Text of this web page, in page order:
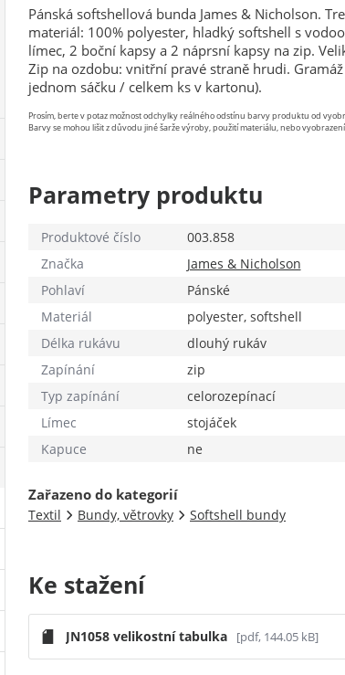
Pánská softshellová bunda James & Nicholson.
materiál: 100% polyester, hladký softshell s
límec, 2 boční kapsy a 2 náprsní kapsy na zip.
Zip na ozdobu: vnitřní pravé straně hrudi.
jednom sáčku / celkem ks v kartonu).
Prosím, berte v potaz možnost odchylky reálného odstínu barvy produktu od
Barvy se mohou lišit z důvodu jiné šarže výroby, použití materiálu, nebo
Parametry produktu
Produktové číslo
003.858
Značka
James & Nicholson
Pohlaví
Pánské
Materiál
polyester, softshell
Délka rukávu
dlouhý rukáv
Zapínání
zip
Typ zapínání
celorozepínací
Límec
stojáček
Kapuce
ne
Zařazeno do kategorií
Textil Bundy, větrovky Softshell bundy
Ke stažení
JN1058 velikostní tabulka [pdf, 144.05 kB]